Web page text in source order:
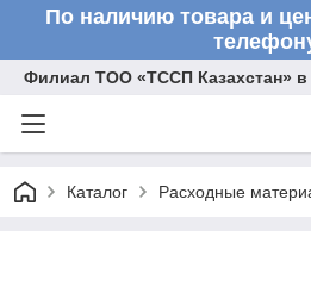
По наличию товара и
Филиал ТОО «ТССП Казахстан» в
Каталог Расходные